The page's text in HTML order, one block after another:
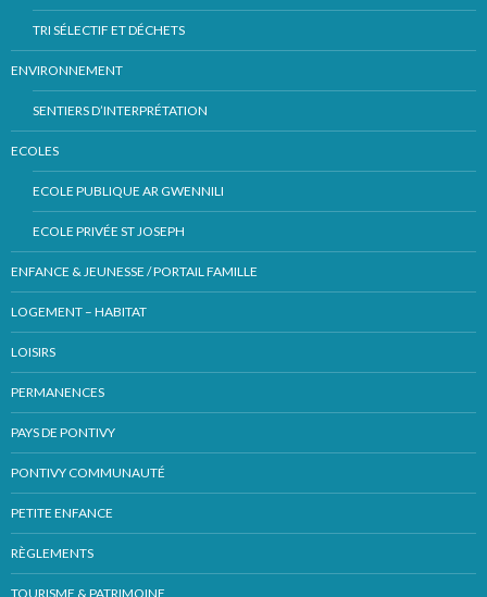
TRI SÉLECTIF ET DÉCHETS
ENVIRONNEMENT
SENTIERS D’INTERPRÉTATION
ECOLES
ECOLE PUBLIQUE AR GWENNILI
ECOLE PRIVÉE ST JOSEPH
ENFANCE & JEUNESSE / PORTAIL FAMILLE
LOGEMENT – HABITAT
LOISIRS
PERMANENCES
PAYS DE PONTIVY
PONTIVY COMMUNAUTÉ
PETITE ENFANCE
RÈGLEMENTS
TOURISME & PATRIMOINE